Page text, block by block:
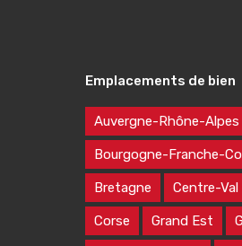
Emplacements de bien
Auvergne-Rhône-Alpes
Bourgogne-Franche-
Bretagne Centre-Val
Corse Grand Est